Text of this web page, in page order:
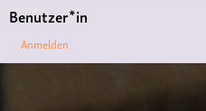
#menschenrechte
Benutzer*in
Anmelden